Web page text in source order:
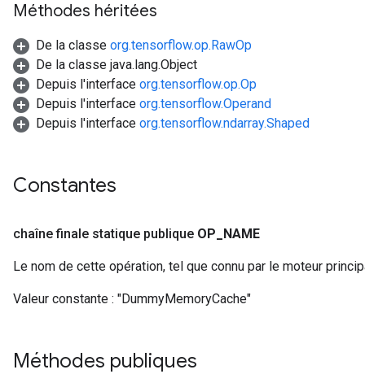
Méthodes héritées
De la classe org.tensorflow.op.RawOp
De la classe java.lang.Object
Depuis l'interface org.tensorflow.op.Op
Depuis l'interface org.tensorflow.Operand
Depuis l'interface org.tensorflow.ndarray.Shaped
Constantes
chaîne finale statique publique OP NAME
Le nom de cette opération, tel que connu par le moteur
Valeur constante : "DummyMemoryCache"
Méthodes publiques